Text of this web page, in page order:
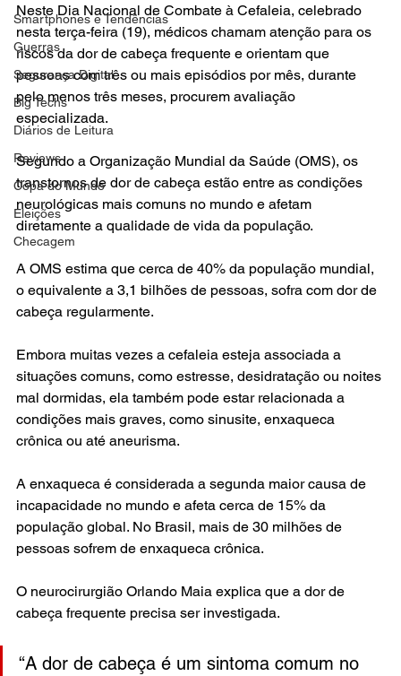
Smartphones e Tendências
Guerras
Segurança Digital
Big Techs
Diários de Leitura
Reviews
Copa do Mundo
Eleições
Checagem
Neste Dia Nacional de Combate à Cefaleia, celebrado
nesta terça-feira (19), médicos chamam atenção para os
riscos da dor de cabeça frequente e orientam que
pessoas com três ou mais episódios por mês, durante
pelo menos três meses, procurem avaliação
especializada.
Segundo a Organização Mundial da Saúde (OMS), os
transtornos de dor de cabeça estão entre as condições
neurológicas mais comuns no mundo e afetam
diretamente a qualidade de vida da população.
A OMS estima que cerca de 40% da população mundial,
o equivalente a 3,1 bilhões de pessoas, sofra com dor de
cabeça regularmente.
Embora muitas vezes a cefaleia esteja associada a
situações comuns, como estresse, desidratação ou noites
mal dormidas, ela também pode estar relacionada a
condições mais graves, como sinusite, enxaqueca
crônica ou até aneurisma.
A enxaqueca é considerada a segunda maior causa de
incapacidade no mundo e afeta cerca de 15% da
população global. No Brasil, mais de 30 milhões de
pessoas sofrem de enxaqueca crônica.
O neurocirurgião Orlando Maia explica que a dor de
cabeça frequente precisa ser investigada.
“A dor de cabeça é um sintoma comum no